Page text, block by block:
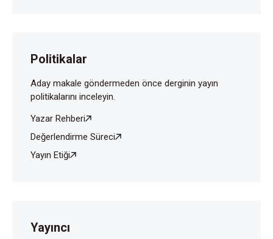
Politikalar
Aday makale göndermeden önce derginin yayın
politikalarını inceleyin.
Yazar Rehberi
Değerlendirme Süreci
Yayın Etiği
Yayıncı